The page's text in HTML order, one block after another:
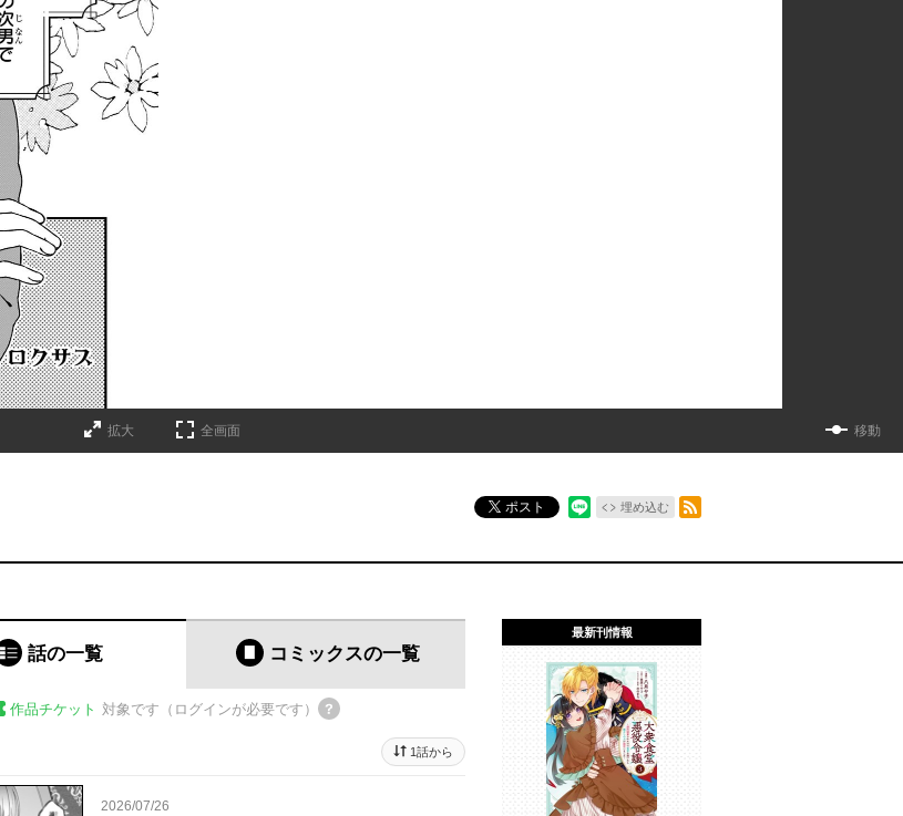
拡大 全画面 移動
ポスト 埋め込む
話の一覧 コミックスの一覧
作品チケット 対象です（ログインが必要です）
1話から
2026/07/26
最新刊情報